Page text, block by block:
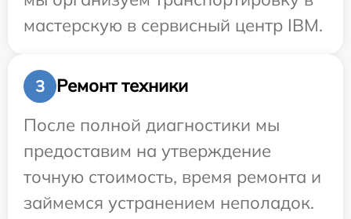
мастерскую в сервисный центр IBM.
3
Ремонт техники
После полной диагностики мы
предоставим на утверждение
точную стоимость, время ремонта и
займемся устранением неполадок.